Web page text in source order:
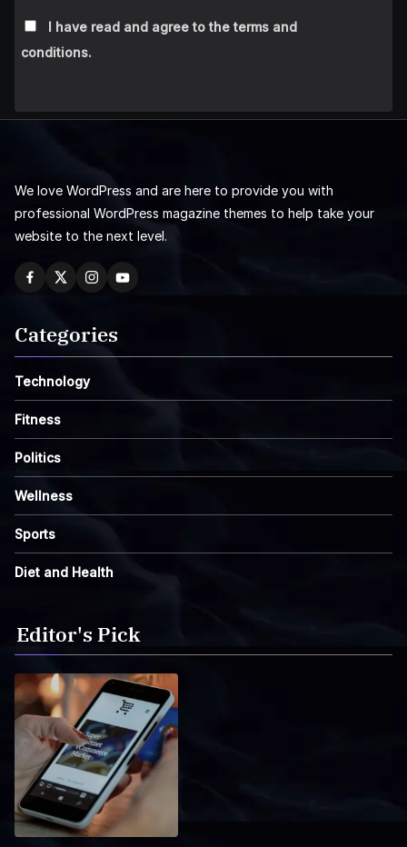
I have read and agree to the terms and
conditions.
We love WordPress and are here to provide you with
professional WordPress magazine themes to help take your
website to the next level.
Categories
Technology
Fitness
Politics
Wellness
Sports
Diet and Health
Editor's Pick